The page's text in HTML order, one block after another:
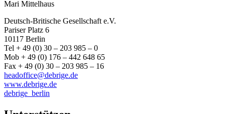
Mari Mittelhaus
Deutsch-Britische Gesellschaft e.V.
Pariser Platz 6
10117 Berlin
Tel + 49 (0) 30 – 203 985 – 0
Mob + 49 (0) 176 – 442 648 65
Fax + 49 (0) 30 – 203 985 – 16
headoffice@debrige.de
www.debrige.de
debrige_berlin